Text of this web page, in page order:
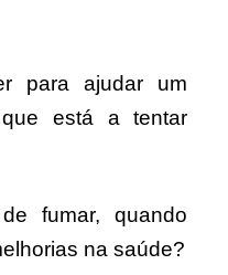
para ajudar um
está a tentar
fumar, quando
na saúde?